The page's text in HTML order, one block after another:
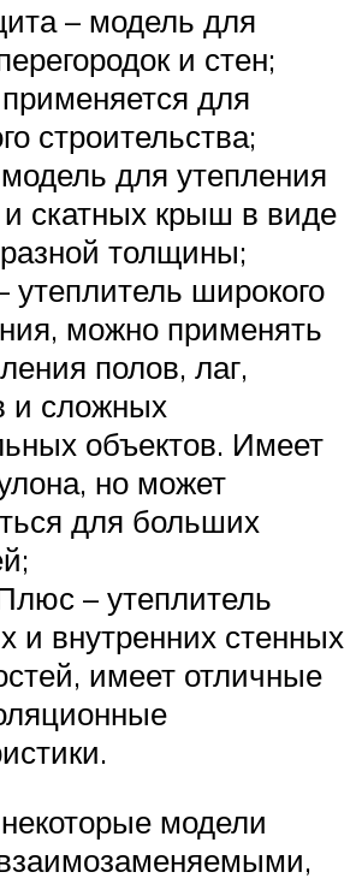
– модель для
и стен;
для
строительства;
для утепления
скатных крыш в виде
толщины;
утеплитель широкого
можно применять
полов, лаг,
и сложных
объектов. Имеет
но может
для больших
– утеплитель
и внутренних стенных
имеет отличные
модели